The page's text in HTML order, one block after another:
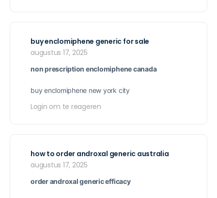
buy enclomiphene generic for sale
augustus 17, 2025
non prescription enclomiphene canada
buy enclomiphene new york city
Login om te reageren
how to order androxal generic australia
augustus 17, 2025
order androxal generic efficacy